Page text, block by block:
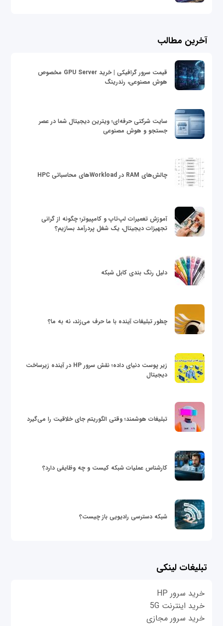
آخرین مطالب
قیمت سرور گرافیکی | خرید GPU Server مخصوص
هوش مصنوعی، رندرینگ
سایت شرکتی حرفه‌ای؛ ویترین دیجیتال شما در عصر
جستجو و هوش مصنوعی
چالش‌های RAM در Workloadهای محاسباتی HPC
آموزش تعمیرات لپ‌تاپ و کامپیوتر؛ چگونه از گرانی
تجهیزات دیجیتال، یک شغل پردرآمد بسازیم؟
دلیل رنگ بندی کابل شبکه
چطور تبلیغات آینده با ما حرف می‌زند، نه به ما؟
زیر پوست دنیای داده؛ نقش سرور HP در آینده زیرساخت
دیجیتال
تبلیغات هوشمند؛ وقتی الگوریتم جای خلاقیت را می‌گیرد
کارشناس عملیات شبکه کیست و چه وظایفی دارد؟
شبکه دسترسی رادیویی باز چیست؟
تبلیغات لینکی
خرید سرور HP
خرید اینترنت 5G
خرید سرور مجازی